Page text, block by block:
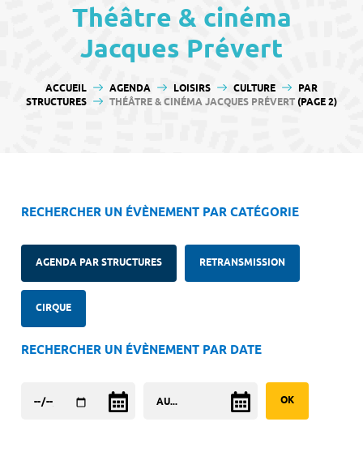
Théâtre & cinéma
Jacques Prévert
VOUS ÊTES ICI :
ACCUEIL AGENDA LOISIRS CULTURE
PAR
STRUCTURES
THÉÂTRE & CINÉMA JACQUES PRÉVERT(PAGE 2)
RECHERCHER UN ÉVÈNEMENT PAR CATÉGORIE
AGENDA PAR STRUCTURES RETRANSMISSION
CIRQUE
RECHERCHER UN ÉVÈNEMENT PAR DATE